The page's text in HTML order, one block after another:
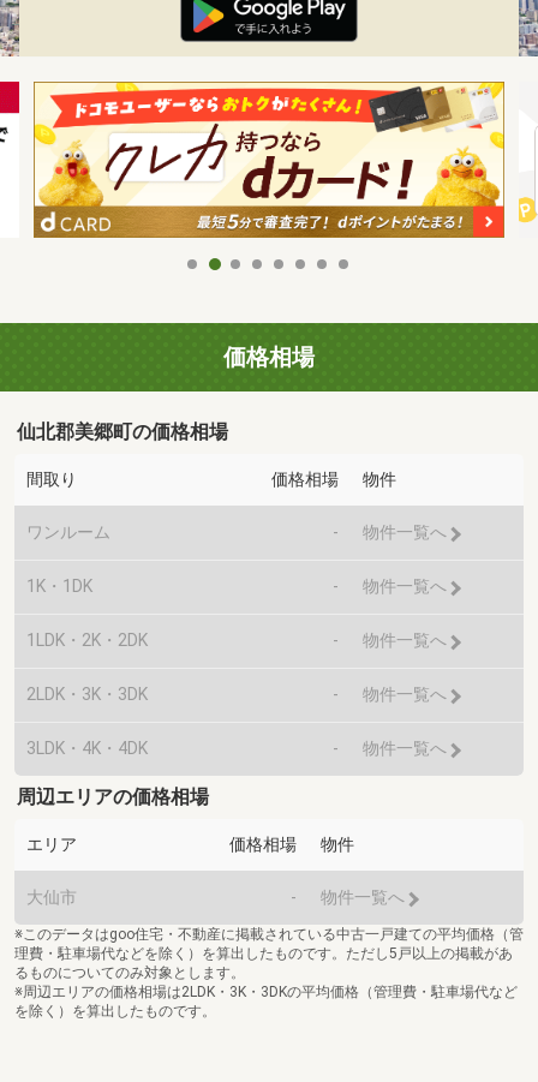
価格相場
仙北郡美郷町の価格相場
間取り 価格相場 物件
ワンルーム - 物件一覧へ
1K・1DK - 物件一覧へ
1LDK・2K・2DK - 物件一覧へ
2LDK・3K・3DK - 物件一覧へ
3LDK・4K・4DK - 物件一覧へ
周辺エリアの価格相場
エリア 価格相場 物件
大仙市 - 物件一覧へ
※このデータはgoo住宅・不動産に掲載されている中古一戸建ての平均価格（管
理費・駐車場代などを除く）を算出したものです。ただし5戸以上の掲載があ
るものについてのみ対象とします。
※周辺エリアの価格相場は2LDK・3K・3DKの平均価格（管理費・駐車場代など
を除く）を算出したものです。